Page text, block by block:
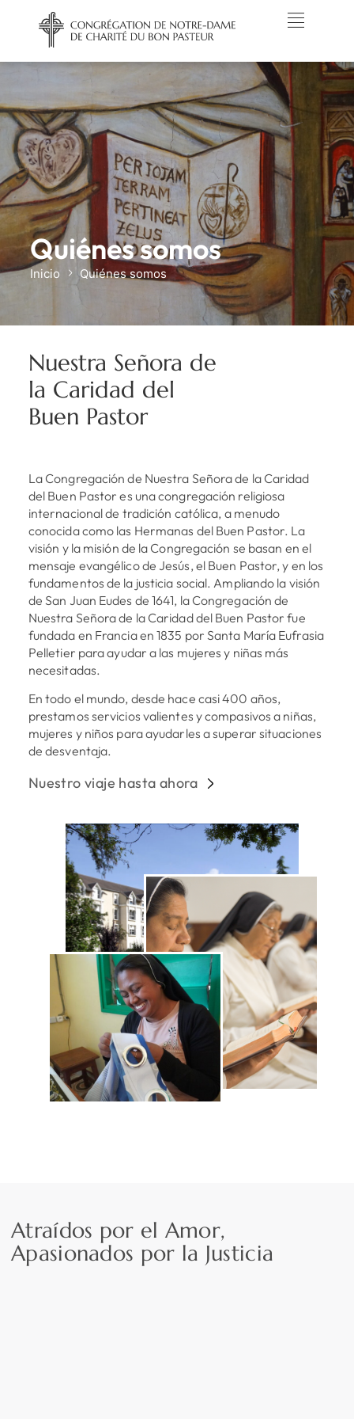
Quiénes somos
Inicio Quiénes somos
Nuestra Señora de
la Caridad del
Buen Pastor
La Congregación de Nuestra Señora de la Caridad
del Buen Pastor es una congregación religiosa
internacional de tradición católica, a menudo
conocida como las Hermanas del Buen Pastor. La
visión y la misión de la Congregación se basan en el
mensaje evangélico de Jesús, el Buen Pastor, y en los
fundamentos de la justicia social. Ampliando la visión
de San Juan Eudes de 1641, la Congregación de
Nuestra Señora de la Caridad del Buen Pastor fue
fundada en Francia en 1835 por Santa María Eufrasia
Pelletier para ayudar a las mujeres y niñas más
necesitadas.
En todo el mundo, desde hace casi 400 años,
prestamos servicios valientes y compasivos a niñas,
mujeres y niños para ayudarles a superar situaciones
de desventaja.
Nuestro viaje hasta ahora
Atraídos por el Amor,
Apasionados por la Justicia